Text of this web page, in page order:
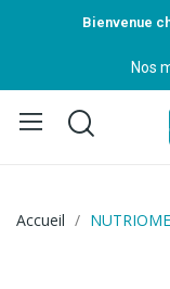
Bienvenue
Nos
Accueil